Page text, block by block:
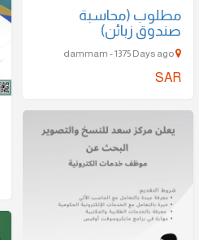
مطلوب (محاسبة
صندوق زبائن)
SAR